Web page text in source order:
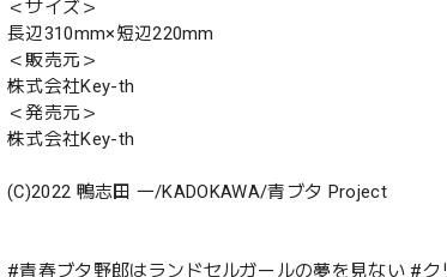
＜サイズ＞
長辺310mm×短辺220mm
＜販売元＞
株式会社Key-th
＜発売元＞
株式会社Key-th
(C)2022 鴨志田 一/KADOKAWA/青ブタ Project
#青春ブタ野郎はランドセルガールの夢を見ない #ク